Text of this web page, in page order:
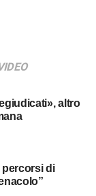
condizioni,
di
altro
percorsi di